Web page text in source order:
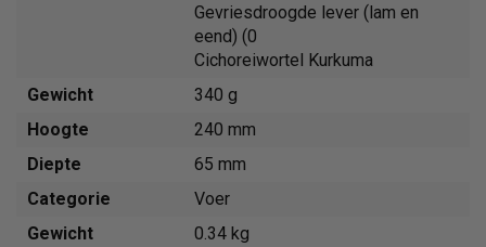
Gevriesdroogde lever (lam en
eend) (0
Cichoreiwortel Kurkuma
Gewicht
340 g
Hoogte
240 mm
Diepte
65 mm
Categorie
Voer
Gewicht
0.34 kg